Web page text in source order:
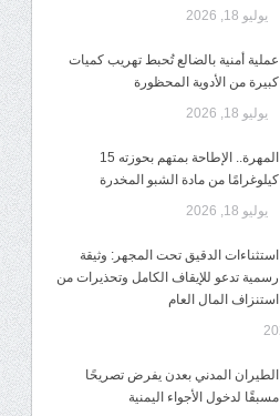
يوليو 18, 2026
عملية أمنية بالضالع تُحبط تهريب كميات
كبيرة من الأدوية المحظورة
يوليو 18, 2026
المهرة.. الإطاحة بمتهم بحوزته 15
كيلوغرامًا من مادة الشبو المخدرة
يوليو 18, 2026
استثناءات الدقيق تحت المجهر: وثيقة
رسمية تدعو للإيقاف الكامل وتحذيرات من
استنزاف المال العام
الطيران المدني بعدن يفرض تصريحًا
مسبقًا لدخول الأجواء اليمنية